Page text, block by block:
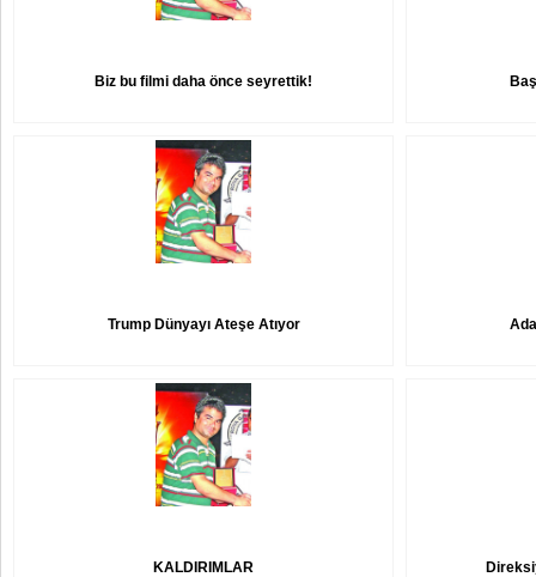
Biz bu filmi daha önce seyrettik!
Trump Dünyayı Ateşe Atıyor
KALDIRIMLAR